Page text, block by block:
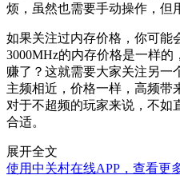
烦，虽然也需要手动操作，但
如果关注过内存价格，你可能
3000MHz的内存价格是一样的
赚了？这就需要大家关注另一
主频相近，价格一样，高频带
对于不超频的玩家来说，不如
合适。
展开全文
使用中关村在线APP，查看更